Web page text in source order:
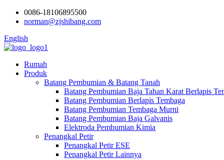
0086-18106895500
norman@zjshibang.com
English
Rumah
Produk
Batang Pembumian & Batang Tanah
Batang Pembumian Baja Tahan Karat Berlapis
Batang Pembumian Berlapis Tembaga
Batang Pembumian Tembaga Murni
Batang Pembumian Baja Galvanis
Elektroda Pembumian Kimia
Penangkal Petir
Penangkal Petir ESE
Penangkal Petir Lainnya